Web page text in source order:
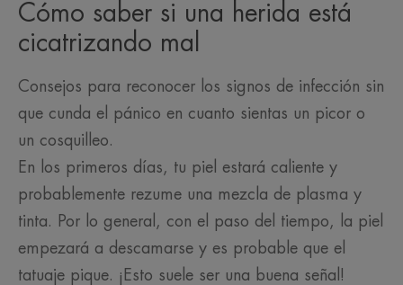
Cómo saber si una herida está
cicatrizando mal
Consejos para reconocer los signos de infección sin
que cunda el pánico en cuanto sientas un picor o
un cosquilleo.
En los primeros días, tu piel estará caliente y
probablemente rezume una mezcla de plasma y
tinta. Por lo general, con el paso del tiempo, la piel
empezará a descamarse y es probable que el
tatuaje pique. ¡Esto suele ser una buena señal!